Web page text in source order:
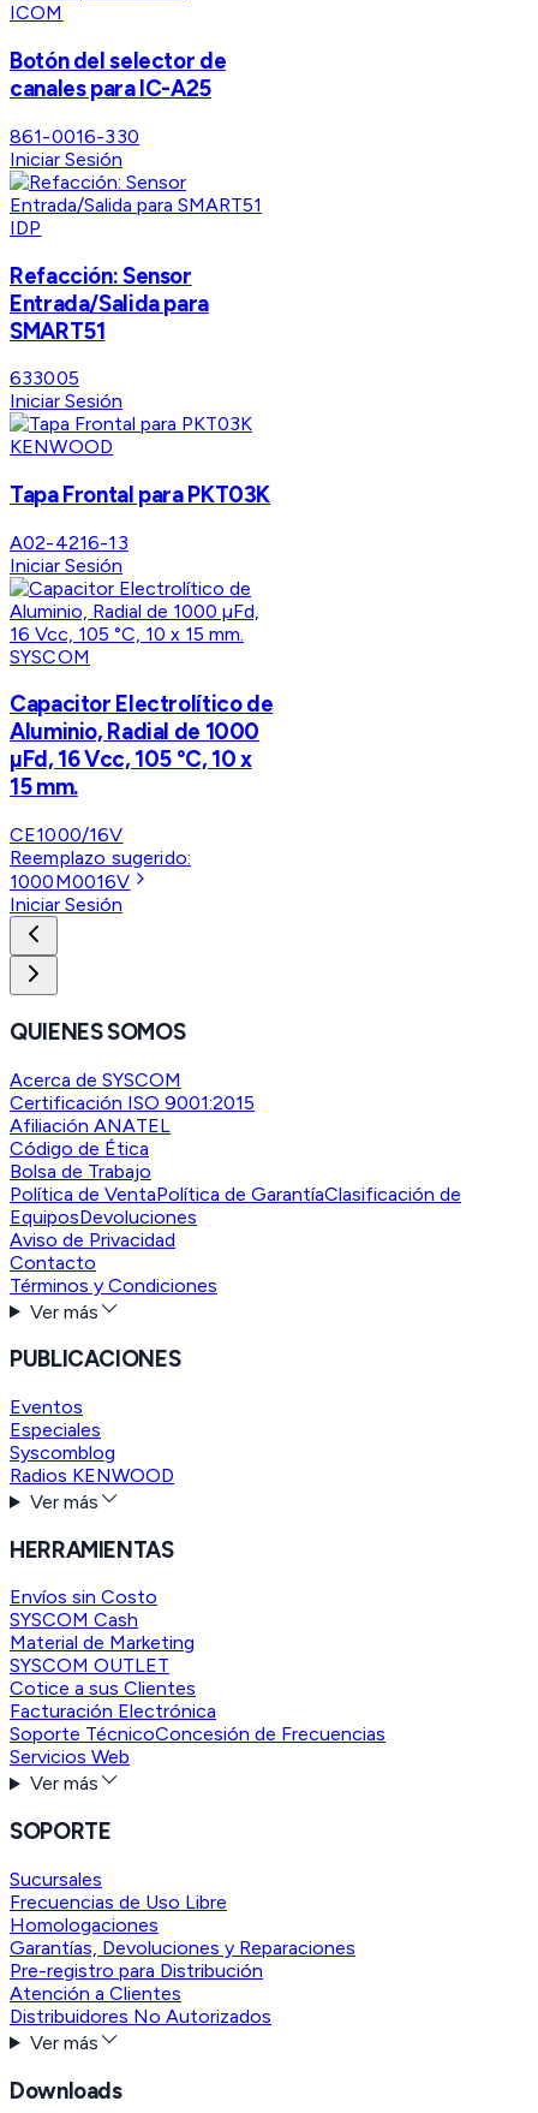
ICOM
Botón del selector de
canales para IC-A25
861-0016-330
Iniciar Sesión
IDP
Refacción: Sensor
Entrada/Salida para
SMART51
633005
Iniciar Sesión
KENWOOD
Tapa Frontal para PKT03K
A02-4216-13
Iniciar Sesión
SYSCOM
Capacitor Electrolítico de
Aluminio, Radial de 1000
µFd, 16 Vcc, 105 °C, 10 x
15 mm.
CE1000/16V
Reemplazo sugerido:
1000M0016V
Iniciar Sesión
QUIENES SOMOS
Acerca de SYSCOM
Certificación ISO 9001:2015
Afiliación ANATEL
Código de Ética
Bolsa de Trabajo
Política de VentaPolítica de GarantíaClasificación de
EquiposDevoluciones
Aviso de Privacidad
Contacto
Términos y Condiciones
Ver más
PUBLICACIONES
Eventos
Especiales
Syscomblog
Radios KENWOOD
Ver más
HERRAMIENTAS
Envíos sin Costo
SYSCOM Cash
Material de Marketing
SYSCOM OUTLET
Cotice a sus Clientes
Facturación Electrónica
Soporte TécnicoConcesión de Frecuencias
Servicios Web
Ver más
SOPORTE
Sucursales
Frecuencias de Uso Libre
Homologaciones
Garantías, Devoluciones y Reparaciones
Pre-registro para Distribución
Atención a Clientes
Distribuidores No Autorizados
Ver más
Downloads